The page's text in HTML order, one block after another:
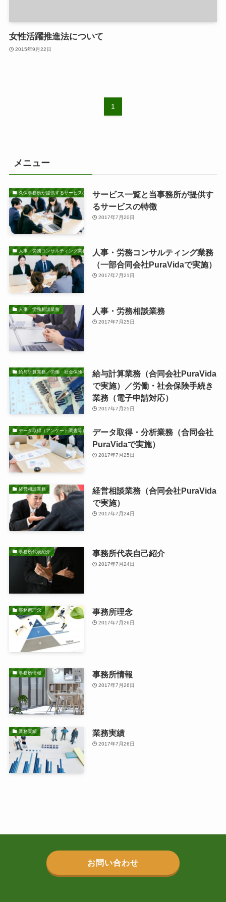
女性活躍推進法について
2015年9月22日
1
メニュー
久保事務所が提供するサービスの特徴サービス一覧と当事務所が提供す
るサービスの特徴
2017年7月20日
人事・労務コンサルティング業務
人事・労務コンサルティング業務
（一部合同会社PuraVidaで実施）
2017年7月21日
人事・労務相談業務 人事・労務相談業務
2017年7月25日
給与計算業務／労働・社会保険手続き業務給与計算業務（合同会社PuraVida
で実施）／労働・社会保険手続き
業務（電子申請対応）
2017年7月25日
データ取得（アンケート調査等）・分析業務データ取得・分析業務（合同会社
PuraVidaで実施）
2017年7月25日
経営相談業務
経営相談業務（合同会社PuraVida
で実施）
2017年7月24日
事務所代表紹介 事務所代表自己紹介
2017年7月24日
事務所理念 事務所理念
2017年7月26日
事務所情報 事務所情報
2017年7月26日
業務実績 業務実績
2017年7月26日
お問い合わせ